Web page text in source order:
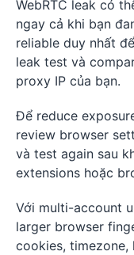
WebRTC leak có
ngay cả khi bạn
reliable duy nhất
leak test và
proxy IP của bạn.
Để reduce
review browser
và test again sau
extensions hoặc
Với multi-account
larger browser
cookies, timezone,